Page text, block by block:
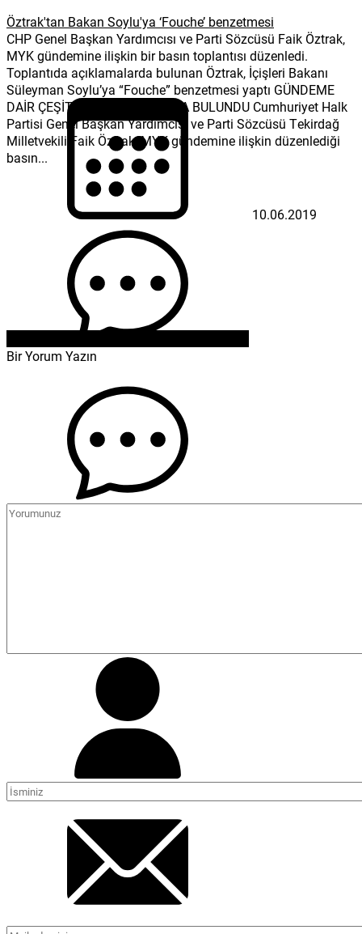
Öztrak'tan Bakan Soylu'ya ‘Fouche’ benzetmesi
CHP Genel Başkan Yardımcısı ve Parti Sözcüsü Faik Öztrak,
MYK gündemine ilişkin bir basın toplantısı düzenledi.
Toplantıda açıklamalarda bulunan Öztrak, İçişleri Bakanı
Süleyman Soylu’ya “Fouche” benzetmesi yaptı GÜNDEME
DAİR ÇEŞİTLİ AÇIKLAMALARDA BULUNDU Cumhuriyet Halk
Partisi Genel Başkan Yardımcısı ve Parti Sözcüsü Tekirdağ
Milletvekili Faik Öztrak, MYK gündemine ilişkin düzenlediği
basın...
10.06.2019
Bir Yorum Yazın